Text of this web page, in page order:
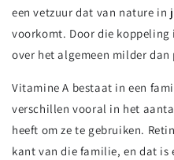
een vetzuur dat van nature in
voorkomt. Door die koppeling
over het algemeen milder
Vitamine A bestaat in een
verschillen vooral in het
heeft om ze te gebruiken.
kant van die familie, en dat is